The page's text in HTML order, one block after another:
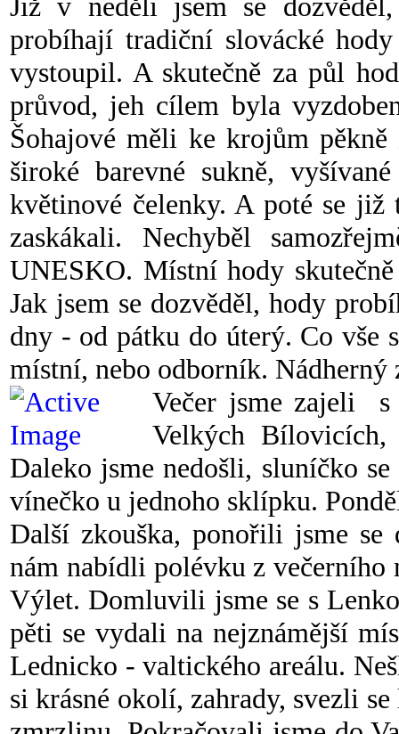
probíhají tradiční slovácké
vystoupil. A skutečně za půl
průvod, jeh cílem byla
Šohajové měli ke krojům pěkně
široké barevné sukně,
květinové čelenky. A poté se již
zaskákali. Nechyběl
UNESKO. Místní hody
Jak jsem se dozvěděl, hody
dny - od pátku do úterý. Co vše
místní, nebo odborník. Nádherný
Večer jsme zajeli
Velkých
Daleko jsme nedošli, sluníčko
vínečko u jednoho sklípku.
Další zkouška, ponořili jsme
nám nabídli polévku z večerního
Výlet. Domluvili jsme se s
pěti se vydali na nejznámější
Lednicko - valtického areálu.
si krásné okolí, zahrady, svezli